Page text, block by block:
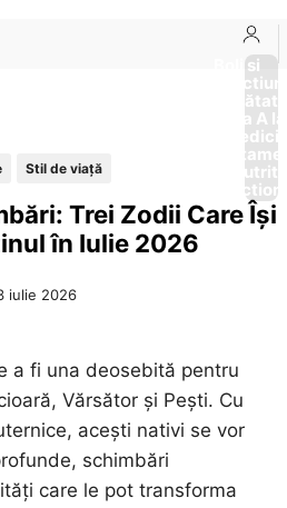
Boli si
Afectiuni
Sănătate
de la A
Stil de viaţă
Trei Zodii Care Își
în Iulie 2026
iulie 2026
a fi una deosebită pentru
Vărsător și Pești. Cu
acești nativi se vor
schimbări
care le pot transforma